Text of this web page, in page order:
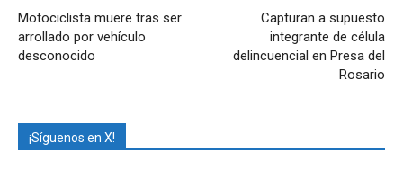
Motociclista muere tras ser
arrollado por vehículo
desconocido
Capturan a supuesto
integrante de célula
delincuencial en Presa del
Rosario
¡Síguenos en X!